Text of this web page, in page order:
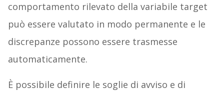
comportamento rilevato della variabile target
può essere valutato in modo permanente e le
discrepanze possono essere trasmesse
automaticamente.
È possibile definire le soglie di avviso e di